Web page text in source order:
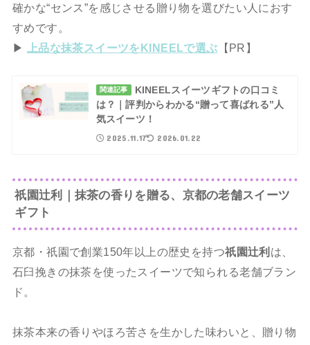
確かな“センス”を感じさせる贈り物を選びたい人におす
すめです。
▶
上品な抹茶スイーツをKINEELで選ぶ 【PR】
関連記事
KINEELスイーツギフトの口コミ
は？｜評判からわかる“贈って喜ばれる”人
気スイーツ！
2025.11.17 2026.01.22
祇園辻利｜抹茶の香りを贈る、京都の老舗スイーツ
ギフト
京都・祇園で創業150年以上の歴史を持つ祇園辻利 は、
石臼挽きの抹茶を使ったスイーツで知られる老舗ブラン
ド。
抹茶本来の香りやほろ苦さを生かした味わいと、贈り物